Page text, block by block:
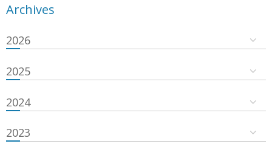
Archives
2026
2025
2024
2023